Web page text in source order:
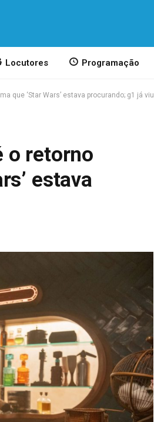
Locutores Programação
que ‘Star Wars’ estava procurando; g1 já viu
o retorno
estava